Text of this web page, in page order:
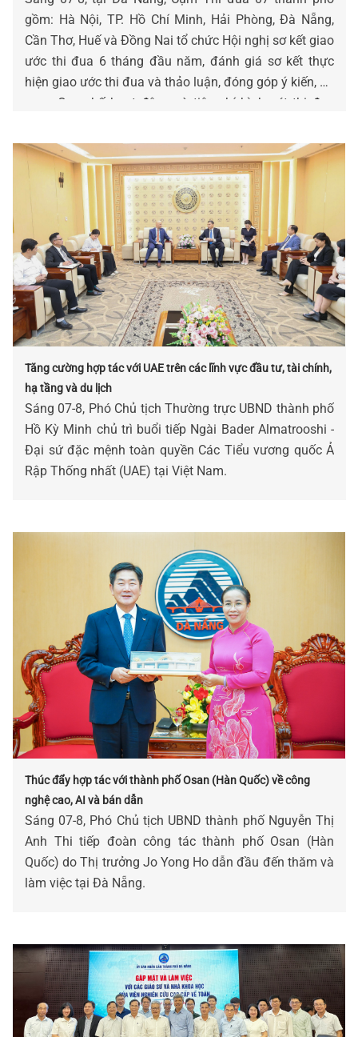
gồm: Hà Nội, TP. Hồ Chí Minh, Hải Phòng, Đà Nẵng,
Cần Thơ, Huế và Đồng Nai tổ chức Hội nghị sơ kết giao
ước thi đua 6 tháng đầu năm, đánh giá sơ kết thực
hiện giao ước thi đua và thảo luận, đóng góp ý kiến, bổ
sung Quy chế hoạt động và tiêu chí bình xét thi đua
Tăng cường hợp tác với UAE trên các lĩnh vực đầu tư, tài chính,
hạ tầng và du lịch
Sáng 07-8, Phó Chủ tịch Thường trực UBND thành phố
Hồ Kỳ Minh chủ trì buổi tiếp Ngài Bader Almatrooshi -
Đại sứ đặc mệnh toàn quyền Các Tiểu vương quốc Ả
Rập Thống nhất (UAE) tại Việt Nam.
Thúc đẩy hợp tác với thành phố Osan (Hàn Quốc) về công
nghệ cao, AI và bán dẫn
Sáng 07-8, Phó Chủ tịch UBND thành phố Nguyễn Thị
Anh Thi tiếp đoàn công tác thành phố Osan (Hàn
Quốc) do Thị trưởng Jo Yong Ho dẫn đầu đến thăm và
làm việc tại Đà Nẵng.